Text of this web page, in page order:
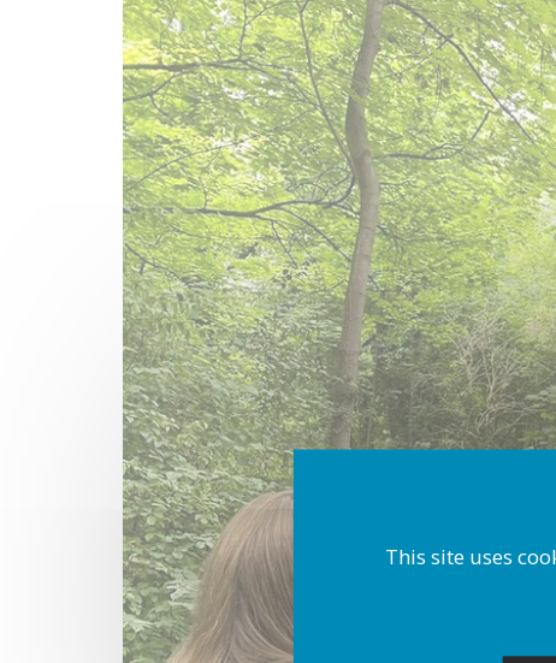
This site uses